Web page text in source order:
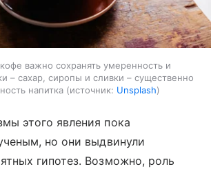
важно сохранять умеренность и
– сахар, сиропы и сливки – существенно
напитка
источник: Unsplash
этого явления пока
но они выдвинули
гипотез. Возможно, роль